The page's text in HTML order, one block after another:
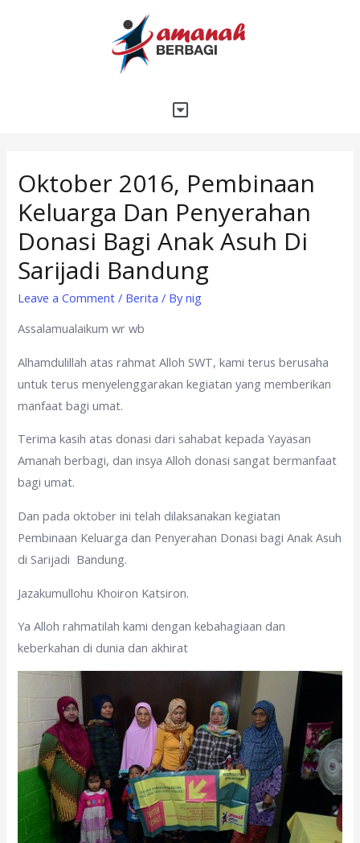
Oktober 2016, Pembinaan
Keluarga Dan Penyerahan
Donasi Bagi Anak Asuh Di
Sarijadi Bandung
Leave a Comment / Berita / Bynig
Assalamualaikum wr wb
Alhamdulillah atas rahmat Alloh SWT, kami terus berusaha
untuk terus menyelenggarakan kegiatan yang memberikan
manfaat bagi umat.
Terima kasih atas donasi dari sahabat kepada Yayasan
Amanah berbagi, dan insya Alloh donasi sangat bermanfaat
bagi umat.
Dan pada oktober ini telah dilaksanakan kegiatan
Pembinaan Keluarga dan Penyerahan Donasi bagi Anak Asuh
di Sarijadi Bandung.
Jazakumullohu Khoiron Katsiron.
Ya Alloh rahmatilah kami dengan kebahagiaan dan
keberkahan di dunia dan akhirat